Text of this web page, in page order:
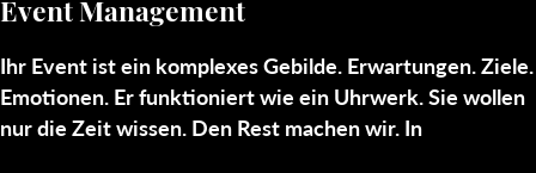
Event Management
Ihr Event ist ein komplexes Gebilde. Erwartungen. Ziele.
Emotionen. Er funktioniert wie ein Uhrwerk. Sie wollen
nur die Zeit wissen. Den Rest machen wir. In